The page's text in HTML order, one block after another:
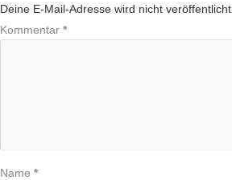
Deine E-Mail-Adresse wird nicht veröffentlicht.
Kommentar *
Name *